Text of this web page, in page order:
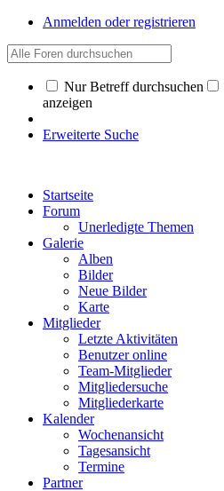
Anmelden oder registrieren
Nur Betreff durchsuchen
anzeigen
Erweiterte Suche
Startseite
Forum
Unerledigte Themen
Galerie
Alben
Bilder
Neue Bilder
Karte
Mitglieder
Letzte Aktivitäten
Benutzer online
Team-Mitglieder
Mitgliedersuche
Mitgliederkarte
Kalender
Wochenansicht
Tagesansicht
Termine
Partner